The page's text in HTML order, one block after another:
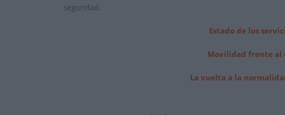
seguridad.
Estado de los
Movilidad frente al
La vuelta a la